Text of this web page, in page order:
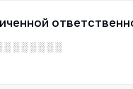
░ ░ ░ ░ ░ ░ ░